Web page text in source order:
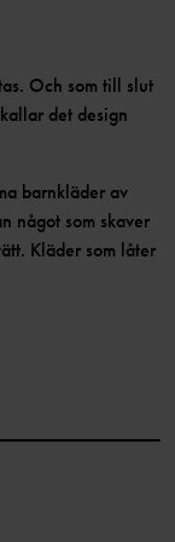
Och som till slut
det design
barnkläder av
något som skaver
Kläder som låter